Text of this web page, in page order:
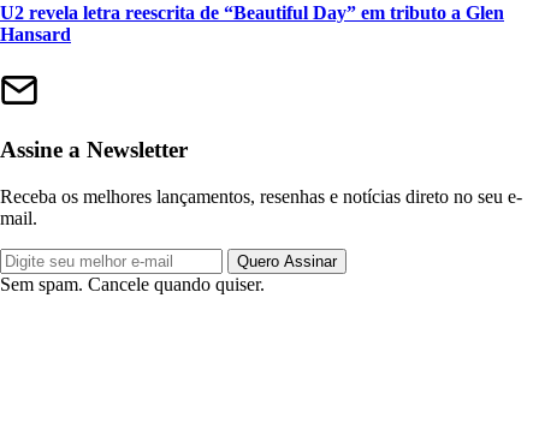
U2 revela letra reescrita de “Beautiful Day” em tributo a Glen
Hansard
Assine a Newsletter
Receba os melhores lançamentos, resenhas e notícias direto no seu e-
mail.
Quero Assinar
Sem spam. Cancele quando quiser.